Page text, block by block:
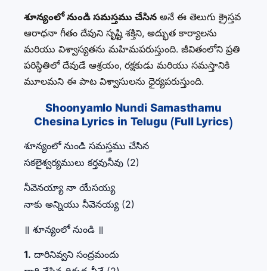
శూన్యంలో నుండి సమస్తము చేసిన అనే ఈ తెలుగు క్రైస్తవ
ఆరాధనా గీతం దేవుని సృష్టి శక్తిని, అద్భుత కార్యాలను
మరియు విశ్వాస్యతను మహిమపరుస్తుంది. జీవితంలోని ప్రతి
పరిస్థితిలో దేవుడే ఆశ్రయం, రక్షకుడు మరియు సమస్తానికి
మూలమని ఈ పాట విశ్వాసులను ధైర్యపరుస్తుంది.
Shoonyamlo Nundi Samasthamu
Chesina Lyrics in Telugu (Full Lyrics)
శూన్యంలో నుండి సమస్తము చేసిన
సకలైశ్వర్యములు కర్తవునీవు (2)
నీవెనయ్యా నా యేసయ్య
నాకు అన్నియు నీవెనయ్య (2)
॥ శూన్యంలో నుండి ॥
1. దారినివ్వని సంద్రమందు